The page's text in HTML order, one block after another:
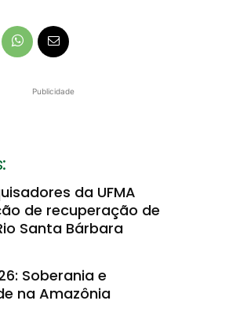
Publicidade
da UFMA
de recuperação de
Santa Bárbara
Soberania e
na Amazônia